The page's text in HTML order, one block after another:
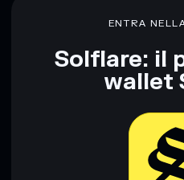
ENTRA
Solflare: il
wallet